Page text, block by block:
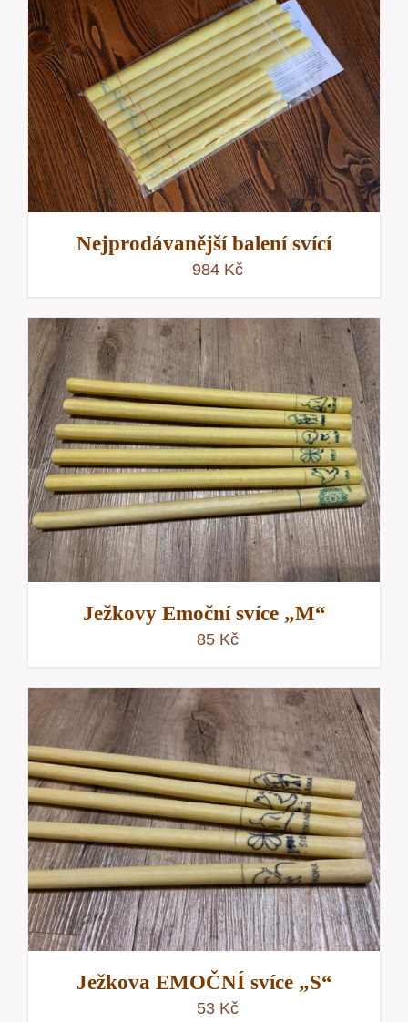
Nejprodávanější balení svící
984 Kč
Ježkovy Emoční svíce „M“
85 Kč
Ježkova EMOČNÍ svíce „S“
53 Kč